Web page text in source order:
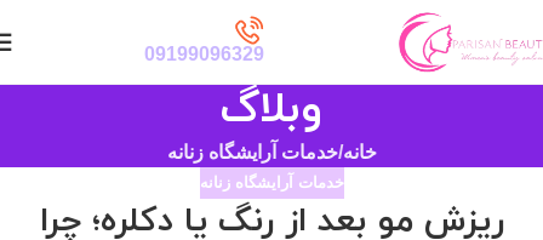
09199096329
وبلاگ
خانه خدمات آرایشگاه زنانه
خدمات آرایشگاه زنانه
ریزش مو بعد از رنگ یا دکلره؛ چرا